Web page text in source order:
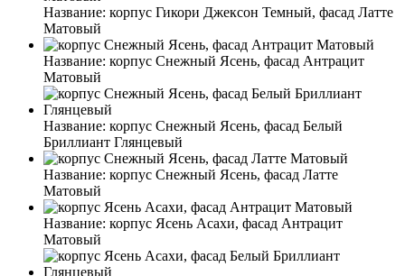
Название: корпус Гикори Джексон Темный, фасад Латте
Матовый
Название: корпус Снежный Ясень, фасад Антрацит
Матовый
Название: корпус Снежный Ясень, фасад Белый
Бриллиант Глянцевый
Название: корпус Снежный Ясень, фасад Латте
Матовый
Название: корпус Ясень Асахи, фасад Антрацит
Матовый